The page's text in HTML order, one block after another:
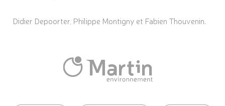
Didier Depoorter, Philippe Montigny et Fabien Thouvenin.